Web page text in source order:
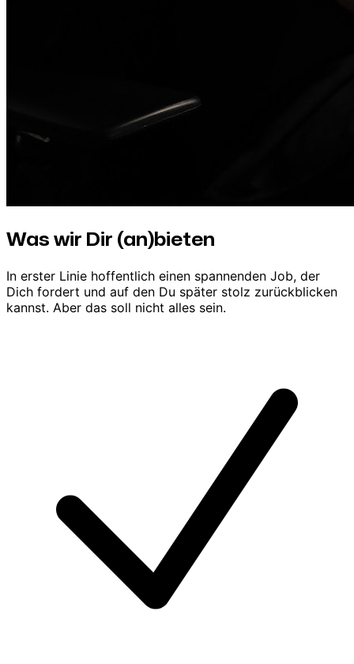
Was wir Dir (an)bieten
In erster Linie hoffentlich einen spannenden Job, der
Dich fordert und auf den Du später stolz zurückblicken
kannst. Aber das soll nicht alles sein.